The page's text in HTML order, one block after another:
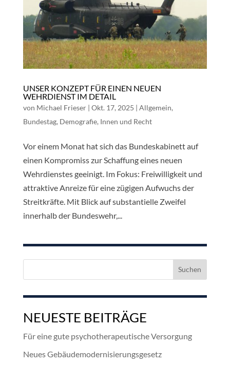
UNSER KONZEPT FÜR EINEN NEUEN
WEHRDIENST IM DETAIL
von Michael Frieser| Okt. 17, 2025 | Allgemein,
Bundestag, Demografie, Innen und Recht
Vor einem Monat hat sich das Bundeskabinett auf
einen Kompromiss zur Schaffung eines neuen
Wehrdienstes geeinigt. Im Fokus: Freiwilligkeit und
attraktive Anreize für eine zügigen Aufwuchs der
Streitkräfte. Mit Blick auf substantielle Zweifel
innerhalb der Bundeswehr,...
Suchen
NEUESTE BEITRÄGE
Für eine gute psychotherapeutische Versorgung
Neues Gebäudemodernisierungsgesetz